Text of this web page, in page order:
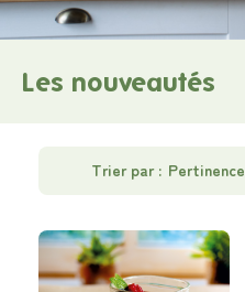
Les nouveautés
Trier par : Pertinence